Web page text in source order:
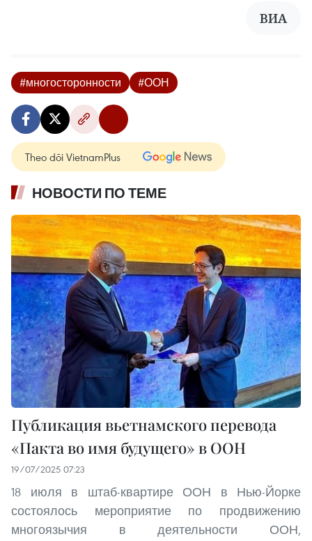
ВИА
#многосторонности #ООН
Theo dõi VietnamPlus
НОВОСТИ ПО ТЕМЕ
Публикация вьетнамского перевода
«Пакта во имя будущего» в ООН
19/07/2025 07:23
18 июля в штаб-квартире ООН в Нью-Йорке
состоялось мероприятие по продвижению
многоязычия в деятельности ООН,